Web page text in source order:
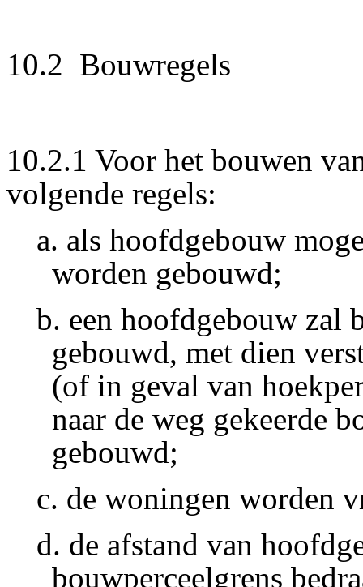
10.2 Bouwregels
10.2.1 Voor het bouwen
volgende regels:
a. als hoofdgebouw
worden gebouwd;
b. een hoofdgebouw zal
gebouwd, met dien
(of in geval van
naar de weg gekeerde
gebouwd;
c. de woningen worden
d. de afstand van
bouwperceelgrens